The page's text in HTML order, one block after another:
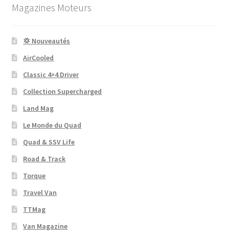
Magazines Moteurs
💢 Nouveautés
AirCooled
Classic 4×4 Driver
Collection Supercharged
Land Mag
Le Monde du Quad
Quad & SSV Life
Road & Track
Torque
Travel Van
TTMag
Van Magazine